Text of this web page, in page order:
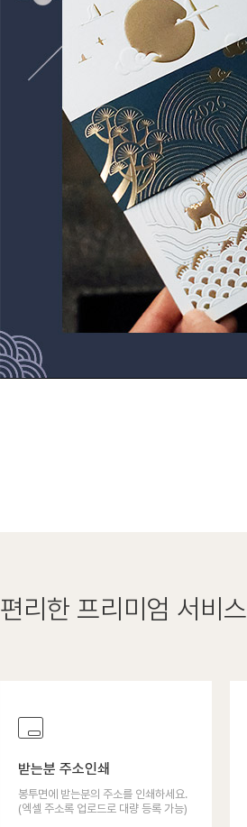
편리한 프리미엄 서비스
받는분 주소인쇄
봉투면에 받는분의 주소를 인쇄하세요.
(엑셀 주소록 업로드로 대량 등록 가능)